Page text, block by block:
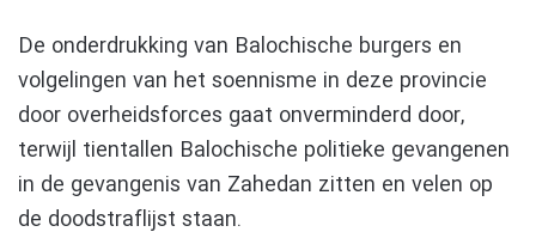
De onderdrukking van Balochische burgers en
volgelingen van het soennisme in deze provincie
door overheidsforces gaat onverminderd door,
terwijl tientallen Balochische politieke gevangenen
in de gevangenis van Zahedan zitten en velen op
de doodstraflijst staan.